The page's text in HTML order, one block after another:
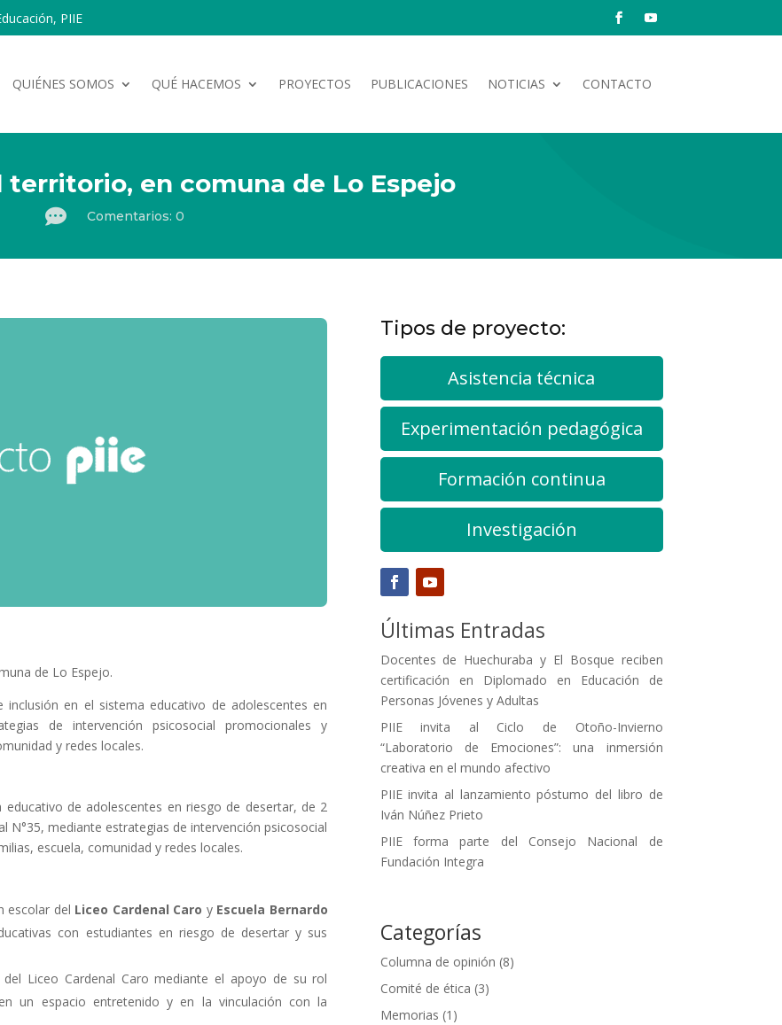
PIIE
QUIÉNES SOMOS QUÉ HACEMOS PROYECTOS PUBLICACIONES NOTICIAS CONTACTO
territorio, en comuna de Lo Espejo
 Comentarios: 0
de Lo Espejo.
en el sistema educativo de adolescentes en
de intervención psicosocial promocionales y
y redes locales.
de adolescentes en riesgo de desertar, de 2
N°35, mediante estrategias de intervención psicosocial
escuela, comunidad y redes locales.
escolar del Liceo Cardenal Caro y Escuela Bernardo
con estudiantes en riesgo de desertar y sus
Liceo Cardenal Caro mediante el apoyo de su rol
un espacio entretenido y en la vinculación con la
Tipos de proyecto:
Asistencia técnica
Experimentación pedagógica
Formación continua
Investigación
Últimas Entradas
Docentes de Huechuraba y El Bosque reciben
certificación en Diplomado en Educación de
Personas Jóvenes y Adultas
PIIE invita al Ciclo de Otoño-Invierno
“Laboratorio de Emociones”: una inmersión
creativa en el mundo afectivo
PIIE invita al lanzamiento póstumo del libro de
Iván Núñez Prieto
PIIE forma parte del Consejo Nacional de
Fundación Integra
Categorías
Columna de opinión (8)
Comité de ética (3)
Memorias (1)